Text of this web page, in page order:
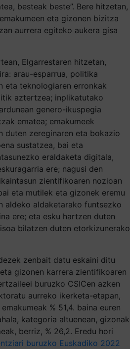
besteak beste”. Bere hitzetan,
eta gizonen bizitza
aurrera egiteko aukera gisa
Elgarrestaren hitzetan,
arau-esparrua, politika
eta teknologiaren erronkak
aztertzea; inplikatutako
genero-ikuspegia
ematea; emakumeek
duten zereginaren eta bokazio
sustatzea, bai eta
eraldaketa digitala,
ere; nagusi den
zientifikoaren nozioan
eta mutilek eta gizonek eremu
aldeko aldaketarako funtsezko
ere; eta esku hartzen duten
bilatzen duten etorkizunerako
zenbait datu eskaini ditu
gizonen karrera zientifikoaren
buruzko CSICen azken
aurreko ikerketa-etapan,
% 51,4. baina euren
kategoria altuenean, gizonak
berriz, % 26,2. Eredu hori
buruzko Euskadiko 2022